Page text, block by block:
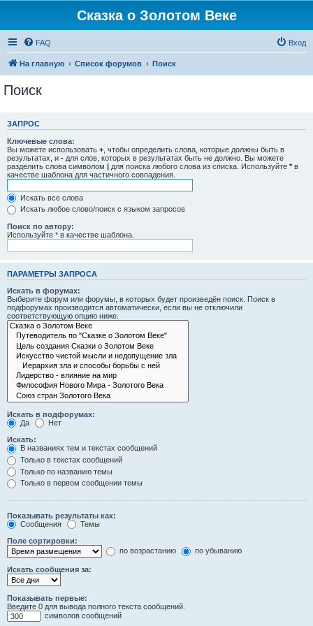
Сказка о Золотом Веке
FAQ Вход
На главную Список форумов Поиск
Поиск
ЗАПРОС
Ключевые слова:
Вы можете использовать + , чтобы определить слова, которые должны быть в
результатах, и - для слов, которых в результатах быть не должно. Вы можете
разделить слова символом | для поиска любого слова из списка. Используйте * в
качестве шаблона для частичного совпадения.
Искать все слова
Искать любое слово/поиск с языком запросов
Поиск по автору:
Используйте * в качестве шаблона.
ПАРАМЕТРЫ ЗАПРОСА
Искать в форумах:
Выберите форум или форумы, в которых будет произведён поиск. Поиск в
подфорумах производится автоматически, если вы не отключили
соответствующую опцию ниже.
Искать в подфорумах:
Да
Нет
Искать:
В названиях тем и текстах сообщений
Только в текстах сообщений
Только по названию темы
Только в первом сообщении темы
Показывать результаты как:
Сообщения
Темы
Поле сортировки:
по возрастанию
по убыванию
Искать сообщения за:
Показывать первые:
Введите 0 для вывода полного текста сообщений.
символов сообщений